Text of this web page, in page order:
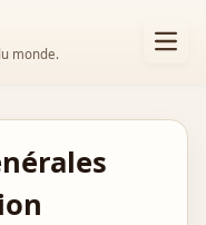
monde.